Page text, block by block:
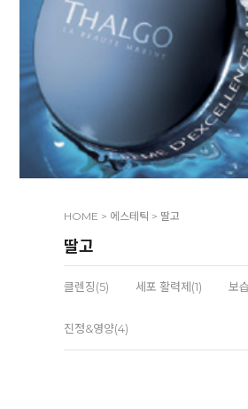
HOME > 에스테틱 > 딸고
딸고
클렌징(5) 세포 활력제(1) 보
진정&영양(4)